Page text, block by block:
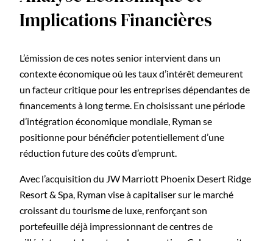
Implications Financières
L’émission de ces notes senior intervient dans un
contexte économique où les taux d’intérêt demeurent
un facteur critique pour les entreprises dépendantes de
financements à long terme. En choisissant une période
d’intégration économique mondiale, Ryman se
positionne pour bénéficier potentiellement d’une
réduction future des coûts d’emprunt.
Avec l’acquisition du JW Marriott Phoenix Desert Ridge
Resort & Spa, Ryman vise à capitaliser sur le marché
croissant du tourisme de luxe, renforçant son
portefeuille déjà impressionnant de centres de